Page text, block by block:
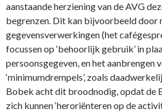
aanstaande herziening van de AVG
begrenzen. Dit kan bijvoorbeeld door
gegevensverwerkingen (het
focussen op ‘behoorlijk gebruik’ in
persoonsgegeven, en het aanbrengen
‘minimumdrempels’, zoals
Bobek acht dit broodnodig, opdat de
zich kunnen ‘heroriënteren op de